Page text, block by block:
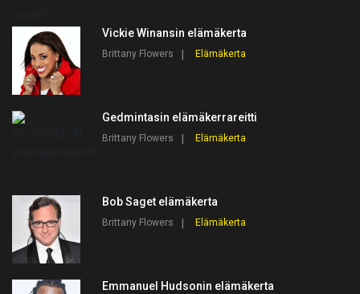
Vickie Winansin elämäkerta
Brittany Flowers Elämäkerta
Gedmintasin elämäkerrareitti
Brittany Flowers Elämäkerta
Bob Saget elämäkerta
Brittany Flowers Elämäkerta
Emmanuel Hudsonin elämäkerta